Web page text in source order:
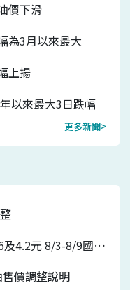
價下滑
為3月以來最大
上揚
以來最大3日跌幅
更多新聞>
持續專案平穩 汽、柴油各吸收4.6及4.2元 8/3-8/9國內汽、柴油價格皆不調整
價調整說明